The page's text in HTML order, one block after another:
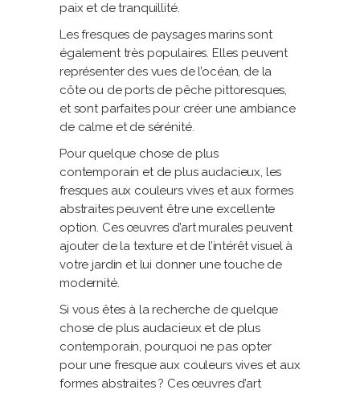
paix et de tranquillité.
Les fresques de paysages marins sont
également très populaires. Elles peuvent
représenter des vues de l’océan, de la
côte ou de ports de pêche pittoresques,
et sont parfaites pour créer une ambiance
de calme et de sérénité.
Pour quelque chose de plus
contemporain et de plus audacieux, les
fresques aux couleurs vives et aux formes
abstraites peuvent être une excellente
option. Ces œuvres d’art murales peuvent
ajouter de la texture et de l’intérêt visuel à
votre jardin et lui donner une touche de
modernité.
Si vous êtes à la recherche de quelque
chose de plus audacieux et de plus
contemporain, pourquoi ne pas opter
pour une fresque aux couleurs vives et aux
formes abstraites ? Ces œuvres d’art